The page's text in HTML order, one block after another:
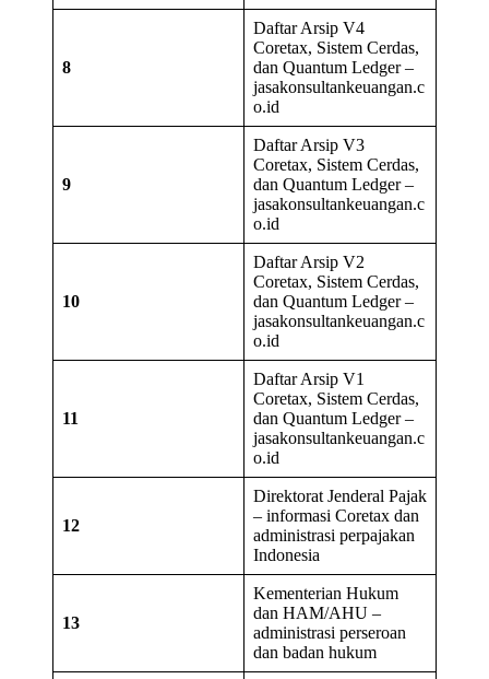
8
Daftar Arsip V4
Coretax, Sistem Cerdas,
dan Quantum Ledger –
jasakonsultankeuangan.c
o.id
9
Daftar Arsip V3
Coretax, Sistem Cerdas,
dan Quantum Ledger –
jasakonsultankeuangan.c
o.id
10
Daftar Arsip V2
Coretax, Sistem Cerdas,
dan Quantum Ledger –
jasakonsultankeuangan.c
o.id
11
Daftar Arsip V1
Coretax, Sistem Cerdas,
dan Quantum Ledger –
jasakonsultankeuangan.c
o.id
12
Direktorat Jenderal Pajak
– informasi Coretax dan
administrasi perpajakan
Indonesia
13
Kementerian Hukum
dan HAM/AHU –
administrasi perseroan
dan badan hukum